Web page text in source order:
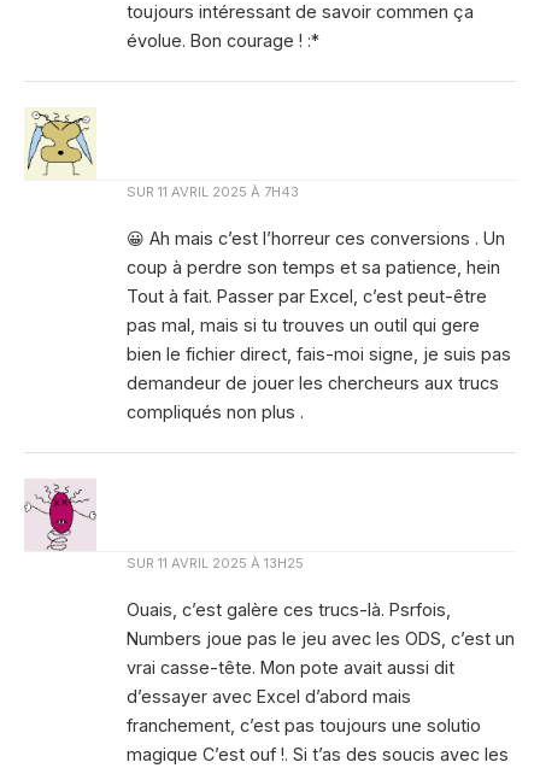
toujours intéressant de savoir commen ça
évolue. Bon courage ! :*
SUR 11 AVRIL 2025 À 7H43
😀 Ah mais c’est l’horreur ces conversions . Un
coup à perdre son temps et sa patience, hein
Tout à fait. Passer par Excel, c’est peut-être
pas mal, mais si tu trouves un outil qui gere
bien le fichier direct, fais-moi signe, je suis pas
demandeur de jouer les chercheurs aux trucs
compliqués non plus .
SUR 11 AVRIL 2025 À 13H25
Ouais, c’est galère ces trucs-là. Psrfois,
Numbers joue pas le jeu avec les ODS, c’est un
vrai casse-tête. Mon pote avait aussi dit
d’essayer avec Excel d’abord mais
franchement, c’est pas toujours une solutio
magique C’est ouf !. Si t’as des soucis avec les